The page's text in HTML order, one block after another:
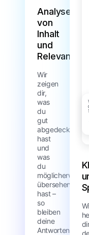
Analyse
von
Inhalt
und
Relevanz
Wir
zeigen
dir,
was
du
gut
abgedeckt
hast
und
was
du
möglicherweise
übersehen
hast –
so
bleiben
deine
Antworten